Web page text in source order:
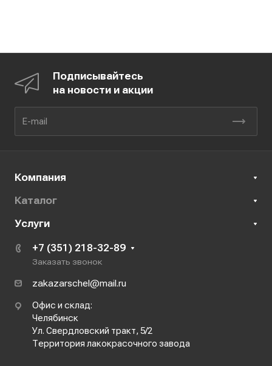
Подписывайтесь
на новости и акции
Компания
Каталог
Услуги
+7 (351) 218-32-89
Заказать звонок
zakazarschel@mail.ru
Офис и склад:
Челябинск
Ул. Свердловский тракт, 5/2
Территория лакокрасочного завода